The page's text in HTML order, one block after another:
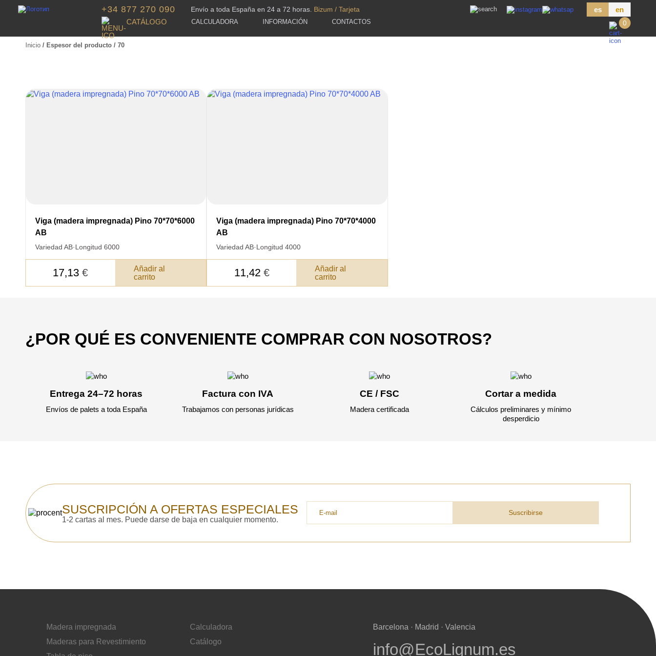
+34 877 270 090 Envío a toda España en 24 a 72 horas. Bizum / Tarjeta es
en
CATÁLOGO
CALCULADORA INFORMACIÓN CONTACTOS 0
Inicio / Espesor del producto / 70
Viga (madera impregnada) Pino 70*70*6000
AB
Variedad AB·Longitud 6000
17,13€
Añadir al
carrito
Viga (madera impregnada) Pino 70*70*4000
AB
Variedad AB·Longitud 4000
11,42 €
Añadir al
carrito
¿POR QUÉ ES CONVENIENTE COMPRAR CON NOSOTROS?
Entrega 24–72 horas
Envíos de palets a toda España
Factura con IVA
Trabajamos con personas jurídicas
CE / FSC
Madera certificada
Cortar a medida
Cálculos preliminares y mínimo
desperdicio
SUSCRIPCIÓN A OFERTAS ESPECIALES
1-2 cartas al mes. Puede darse de baja en cualquier momento.
Suscribirse
Madera impregnada
Maderas para Revestimiento
Calculadora
Catálogo
Barcelona · Madrid · Valencia
info@EcoLignum.es
COMUNICACIONES A PEDIDO
Su pedido:
3050 €